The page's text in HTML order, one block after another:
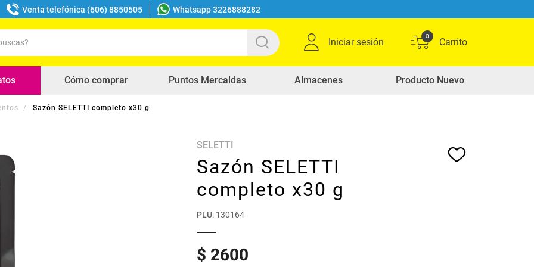
Venta telefónica (606) 8850505 Whatsapp 3226888282
Iniciar sesión
0
Cómo comprar Puntos Mercaldas Almacenes Producto Nuevo
Sazón SELETTI completo x30 g
SELETTI
Sazón SELETTI
completo x30 g
PLU: 130164
$ 2600
buscados